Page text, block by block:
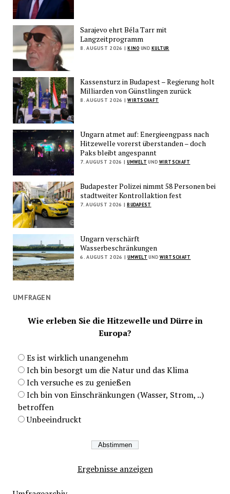
Sarajevo ehrt Béla Tarr mit
Langzeitprogramm
8. AUGUST 2026 | KINO UND KULTUR
Kassensturz in Budapest – Regierung holt
Milliarden von Günstlingen zurück
8. AUGUST 2026 | WIRTSCHAFT
Ungarn atmet auf: Energieengpass nach
Hitzewelle vorerst überstanden – doch
Paks bleibt angespannt
7. AUGUST 2026 | UMWELT UND WIRTSCHAFT
Budapester Polizei nimmt 58 Personen bei
stadtweiter Kontrollaktion fest
7. AUGUST 2026 | BUDAPEST
Ungarn verschärft
Wasserbeschränkungen
6. AUGUST 2026 | UMWELT UND WIRTSCHAFT
UMFRAGEN
Wie erleben Sie die Hitzewelle und Dürre in
Europa?
Es ist wirklich unangenehm
Ich bin besorgt um die Natur und das Klima
Ich versuche es zu genießen
Ich bin von Einschränkungen (Wasser, Strom, ..)
betroffen
Unbeeindruckt
Ergebnisse anzeigen